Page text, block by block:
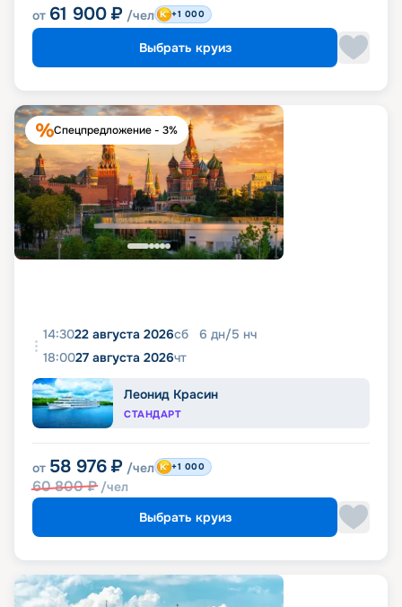
от 61 900 ₽ /чел +1 000
Выбрать круиз
Спецпредложение - 3%
14:3022 августа 2026сб 6 дн/5 нч
18:0027 августа 2026чт
Леонид Красин
СТАНДАРТ
от 58 976 ₽ /чел
60 800₽ /чел
+1 000
Выбрать круиз